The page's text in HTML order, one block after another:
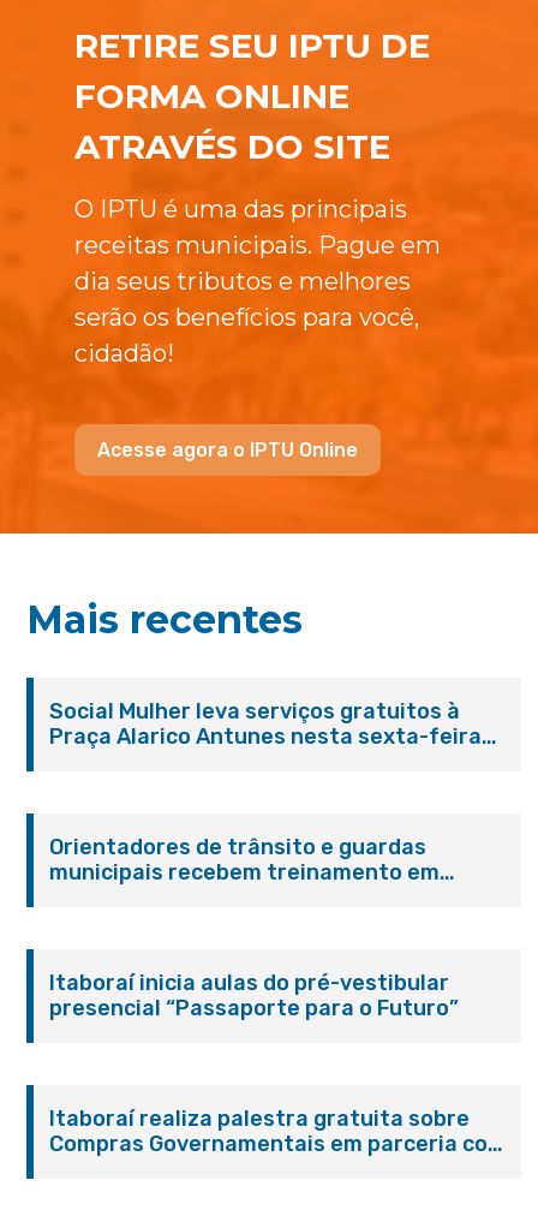
RETIRE SEU IPTU DE
FORMA ONLINE
ATRAVÉS DO SITE
O IPTU é uma das principais
receitas municipais. Pague em
dia seus tributos e melhores
serão os benefícios para você,
cidadão!
Acesse agora o IPTU Online
Mais recentes
Social Mulher leva serviços gratuitos à
Praça Alarico Antunes nesta sexta-feira
Orientadores de trânsito e guardas
municipais recebem treinamento em
Itaboraí inicia aulas do pré-vestibular
presencial “Passaporte para o Futuro”
Itaboraí realiza palestra gratuita sobre
Compras Governamentais em parceria com